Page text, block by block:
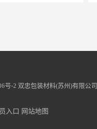
号-2 双忠包装材料(苏州)有限公司
入口 网站地图